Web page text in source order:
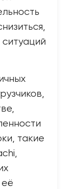
такие